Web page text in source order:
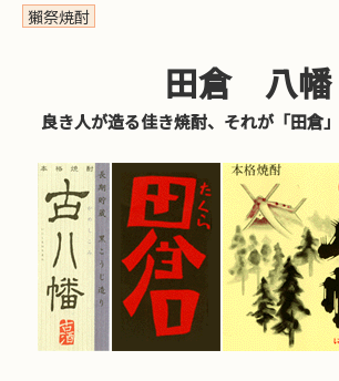
獺祭焼酎
田倉 八幡
良き人が造る佳き焼酎、それが「田倉